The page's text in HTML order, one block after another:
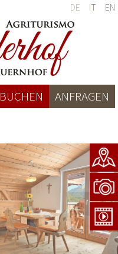
DE IT EN
ANFRAGEN
BUCHEN